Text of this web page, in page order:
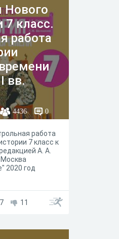
Нового
7 класс.
работа
вв.
уроки
4436 0
работа
7 класс к
А. А.
2020 год
7 11